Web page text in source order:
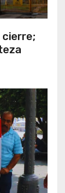
cierre;